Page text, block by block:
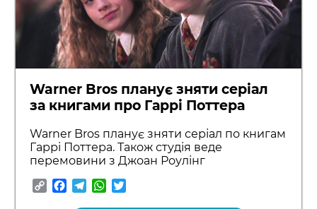
Warner Bros планує зняти серіал
за книгами про Гаррі Поттера
Warner Bros планує зняти серіал по книгам
Гаррі Поттера. Також студія веде
перемовини з Джоан Роулінг
CopyFacebook
TelegramWhatsApp